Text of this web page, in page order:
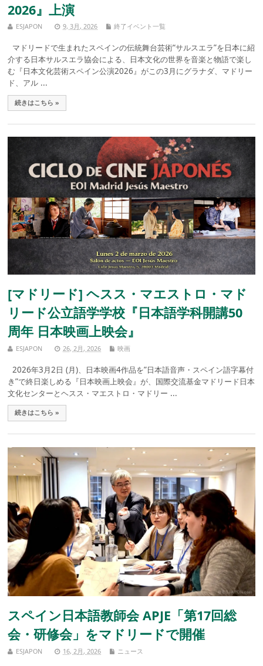
2026』上演
ESJAPON 9, 3月, 2026 終了イベント一覧
マドリードで生まれたスペインの伝統舞台芸術“サルスエラ”を日本に紹
介する日本サルスエラ協会による、日本文化の世界を音楽と物語で楽し
む『日本文化芸術スペイン公演2026』がこの3月にグラナダ、マドリー
ド、アル ...
続きはこちら »
[マドリード] ヘスス・マエストロ・マド
リード公立語学学校『日本語学科開講50
周年 日本映画上映会』
ESJAPON 26, 2月, 2026 映画
2026年3月2日 (月)、日本映画4作品を”日本語音声・スペイン語字幕付
き”で終日楽しめる『日本映画上映会』が、国際交流基金マドリード日本
文化センターとヘスス・マエストロ・マドリー ...
続きはこちら »
スペイン日本語教師会 APJE「第17回総
会・研修会」をマドリードで開催
ESJAPON 16, 2月, 2026 ニュース